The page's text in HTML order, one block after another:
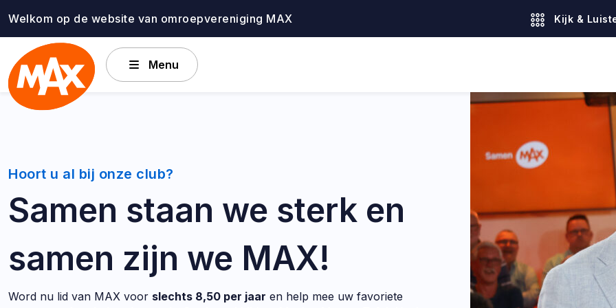
naar
de
inhoud
Welkom op de website van omroepvereniging MAX Kijk &
Menu
Hoort u al bij onze club?
Samen staan we sterk en
samen zijn we MAX!
Word nu lid van MAX voor slechts 8,50 per jaar en help mee uw favoriete